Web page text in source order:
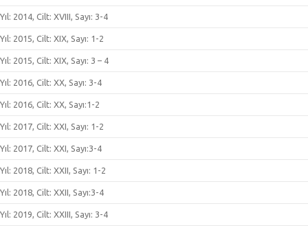
Yıl: 2014, Cilt: XVIII, Sayı: 3-4
Yıl: 2015, Cilt: XIX, Sayı: 1-2
Yıl: 2015, Cilt: XIX, Sayı: 3 – 4
Yıl: 2016, Cilt: XX, Sayı: 3-4
Yıl: 2016, Cilt: XX, Sayı:1-2
Yıl: 2017, Cilt: XXI, Sayı: 1-2
Yıl: 2017, Cilt: XXI, Sayı:3-4
Yıl: 2018, Cilt: XXII, Sayı: 1-2
Yıl: 2018, Cilt: XXII, Sayı:3-4
Yıl: 2019, Cilt: XXIII, Sayı: 3-4